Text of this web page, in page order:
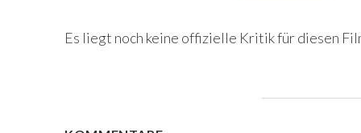
Es liegt noch keine offizielle Kritik für diesen